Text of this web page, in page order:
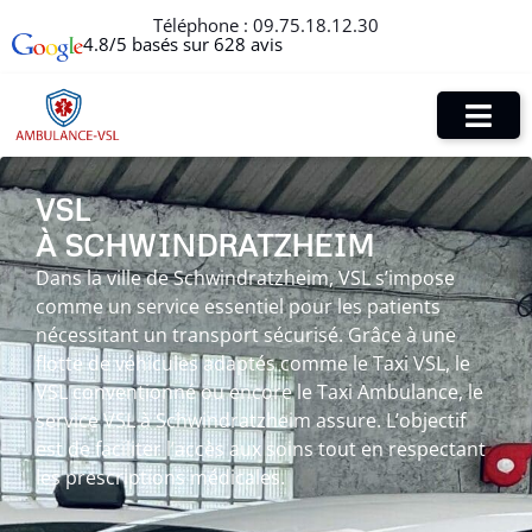
Téléphone : 09.75.18.12.30
4.8/5 basés sur 628 avis
VSL
À SCHWINDRATZHEIM
Dans la ville de Schwindratzheim, VSL s’impose
comme un service essentiel pour les patients
nécessitant un transport sécurisé. Grâce à une
flotte de véhicules adaptés comme le Taxi VSL, le
VSL conventionné ou encore le Taxi Ambulance, le
service VSL à Schwindratzheim assure. L’objectif
est de faciliter l’accès aux soins tout en respectant
les prescriptions médicales.